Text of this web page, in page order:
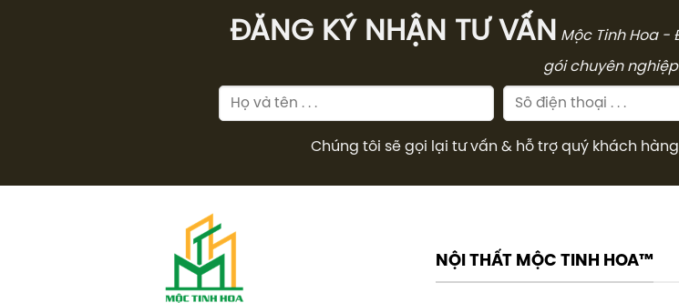
ĐĂNG KÝ NHẬN TƯ VẤN Mộc Tinh Hoa -
gói chuyên
Chúng tôi sẽ gọi lại tư vấn & hỗ trợ quý khách
NỘI THẤT MỘC TINH HOA™